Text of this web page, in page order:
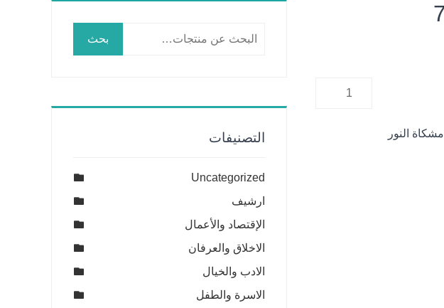
مشكاة النور
بحث
التصنيفات
Uncategorized
ارشيف
الإقتصاد والأعمال
الاخلاق والعرفان
الادب والخيال
الاسرة والطفل